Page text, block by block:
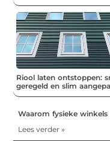
Riool laten ontstoppen:
geregeld en slim
Waarom fysieke
Lees verder »